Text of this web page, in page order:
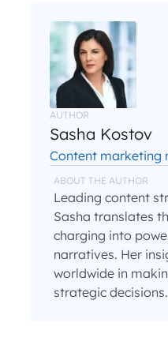
AUTHOR
Sasha Kostov
Content marketing
ABOUT THE AUTHOR
Leading content
Sasha translates
charging into
narratives. Her
worldwide in
strategic decisions.